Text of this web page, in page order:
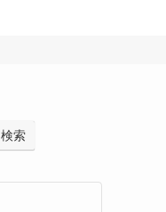
検索